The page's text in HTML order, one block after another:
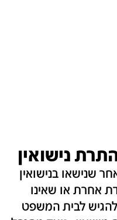
נישואין
שנישאו בנישואין
אחרת או שאינו
לבית המשפט